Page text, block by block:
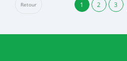
Retour 1 2 3